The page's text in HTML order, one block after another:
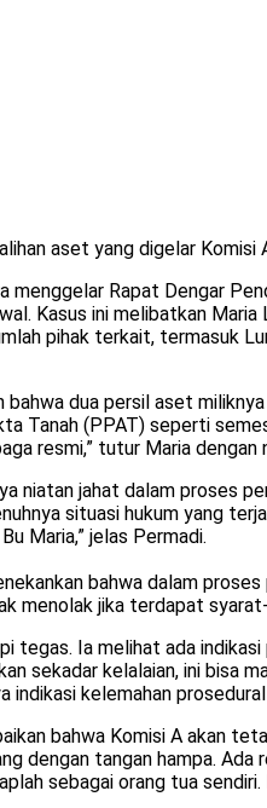
aset yang digelar Komisi
menggelar Rapat Dengar
Kasus ini melibatkan
pihak terkait, termasuk
bahwa dua persil aset
Tanah (PPAT) seperti
resmi,” tutur Maria dengan
niatan jahat dalam proses
situasi hukum yang
Maria,” jelas Permadi.
bahwa dalam
menolak jika terdapat
tegas. Ia melihat ada
sekadar kelalaian, ini bisa
indikasi kelemahan
bahwa Komisi A akan
dengan tangan hampa.
sebagai orang tua sendiri.